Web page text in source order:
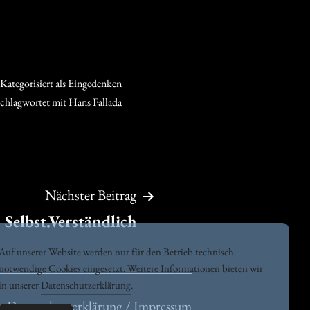
Kategorisiert alsEingedenken
mitHans Fallada
Nächster Beitrag
Selbst.Verständlich
Datenschutzerklärung / Impressum
unserer Website werden nur für den Betrieb technisch
notwendige Cookies eingesetzt. Weitere Informationen bieten wir
in unserer Datenschutzerklärung.